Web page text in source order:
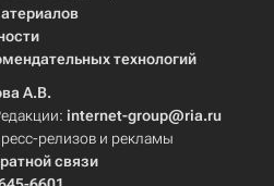
технологий
А.В.
internet-group@ria.ru
релизов и рекламы
связи